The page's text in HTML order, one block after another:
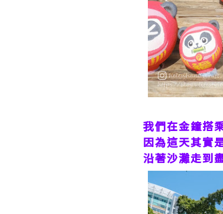
我們在金鐘搭
因為這天其實
沿著沙灘走到